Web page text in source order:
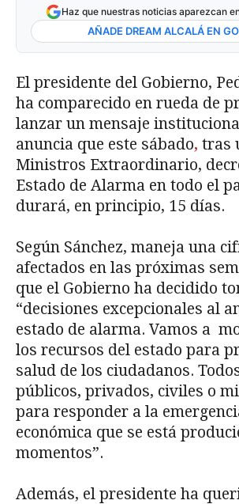
Haz que nuestras noticias aparezcan
AÑADE DREAM ALCALÁ EN
El presidente del Gobierno,
ha comparecido en rueda de
lanzar un mensaje
anuncia que este sábado, tras
Ministros Extraordinario,
Estado de Alarma en todo el
durará, en principio, 15 días.
Según Sánchez, maneja una
afectados en las próximas
que el Gobierno ha decidido
“decisiones excepcionales al
estado de alarma. Vamos a
los recursos del estado para
salud de los ciudadanos.
públicos, privados, civiles o
para responder a la
económica que se está
momentos”.
Además, el presidente ha